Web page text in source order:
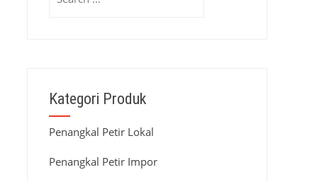
for:
Kategori Produk
Penangkal Petir Lokal
Penangkal Petir Impor